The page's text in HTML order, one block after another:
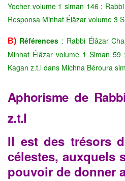
Yocher volume 1 siman 146 ;
Responsa Minhat Élâzar volume 3
B) Références: Rabbi Élâzar
Minhat Élâzar volume 1 Siman
Kagan z.t.l dans Michna Béroura
Aphorisme de
z.t.l
Il est des trésors
célestes, auxquels
pouvoir de donner